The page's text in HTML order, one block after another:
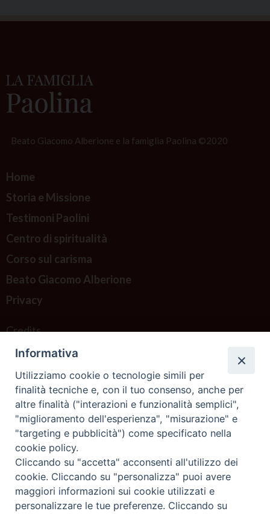
Beato Giacomo Alberione e la famiglia Paolina ©2020
Home
Storia e Missione
Testimoni Paolini
Centro di spiritualità
Corso sul carisma
Beato Giacomo Alberione
Privacy
Credits
Informativa
Utilizziamo cookie o tecnologie simili per
finalità tecniche e, con il tuo consenso, anche per
altre finalità ("interazioni e funzionalità semplici",
"miglioramento dell'esperienza", "misurazione" e
"targeting e pubblicità") come specificato nella
cookie policy.
Cliccando su "accetta" acconsenti all'utilizzo dei
cookie. Cliccando su "personalizza" puoi avere
maggiori informazioni sui cookie utilizzati e
personalizzare le tue preferenze. Cliccando su